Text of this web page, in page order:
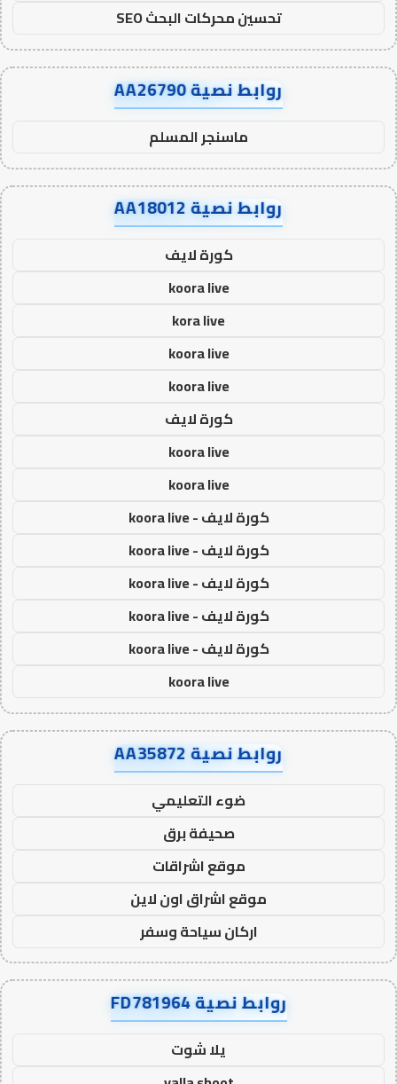
تحسين محركات البحث SEO
روابط نصية AA26790
ماسنجر المسلم
روابط نصية AA18012
كورة لايف
koora live
kora live
koora live
koora live
كورة لايف
koora live
koora live
كورة لايف - koora live
كورة لايف - koora live
كورة لايف - koora live
كورة لايف - koora live
كورة لايف - koora live
koora live
روابط نصية AA35872
ضوء التعليمي
صحيفة برق
موقع اشراقات
موقع اشراق اون لاين
اركان سياحة وسفر
روابط نصية FD781964
يلا شوت